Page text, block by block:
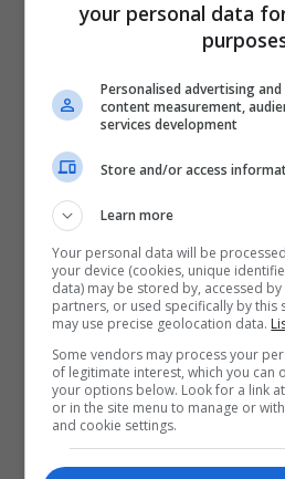
your personal data
Personalised advertising
content measurement,
services development
Store and/or access
Learn more
Your personal data will be
your device (cookies, unique
data) may be stored by, accessed
partners, or used specifically by this
may use precise geolocation data.
Some vendors may process your
of legitimate interest, which you can
your options below. Look for a link
or in the site menu to manage or
and cookie settings.